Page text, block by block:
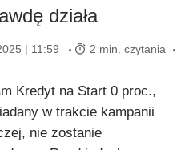
działa
| 11:59
2 min. czytania
Kredyt na Start 0 proc.,
w trakcie kampanii
nie zostanie